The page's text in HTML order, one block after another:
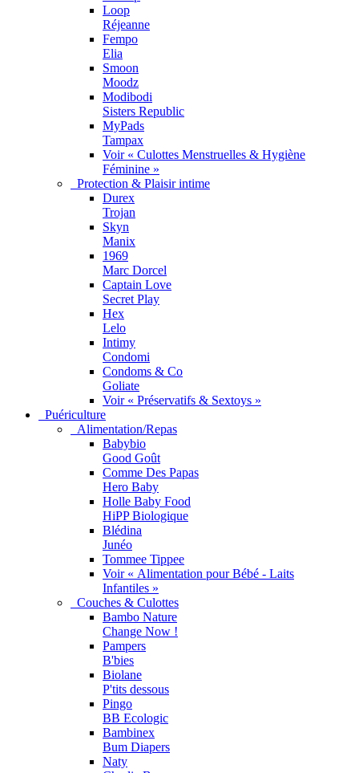
Loop
Réjeanne
Fempo
Elia
Smoon
Moodz
Modibodi
Sisters Republic
MyPads
Tampax
Voir « Culottes Menstruelles & Hygiène
Féminine »
Protection & Plaisir intime
Durex
Trojan
Skyn
Manix
1969
Marc Dorcel
Captain Love
Secret Play
Hex
Lelo
Intimy
Condomi
Condoms & Co
Goliate
Voir « Préservatifs & Sextoys »
Puériculture
Alimentation/Repas
Babybio
Good Goût
Comme Des Papas
Hero Baby
Holle Baby Food
HiPP Biologique
Blédina
Junéo
Tommee Tippee
Voir « Alimentation pour Bébé - Laits
Infantiles »
Couches & Culottes
Bambo Nature
Change Now !
Pampers
B'bies
Biolane
P'tits dessous
Pingo
BB Ecologic
Bambinex
Bum Diapers
Naty